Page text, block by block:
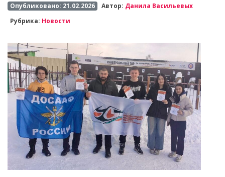
Опубликовано: 21.02.2026 Автор: Данила Васильевых
Рубрика: Новости